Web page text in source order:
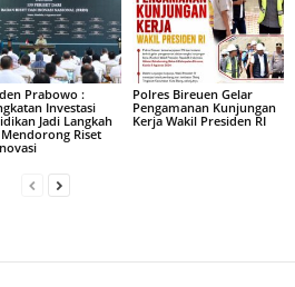
Prabowo :
Investasi
Jadi Langkah
Riset
Polres Bireuen Gelar
Pengamanan Kunjungan
Kerja Wakil Presiden RI